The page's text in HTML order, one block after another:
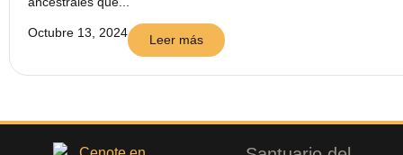
Octubre 13, 2024 Leer más